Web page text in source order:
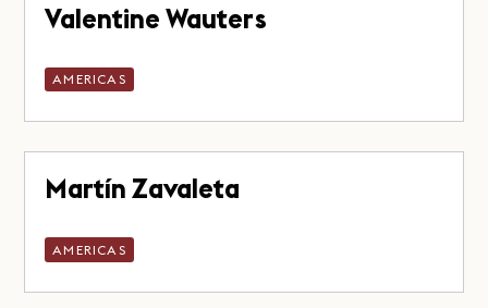
Valentine Wauters
AMERICAS
Martín Zavaleta
AMERICAS